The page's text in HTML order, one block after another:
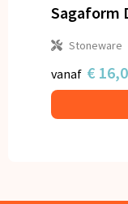
Sagaform
Stoneware
vanaf €